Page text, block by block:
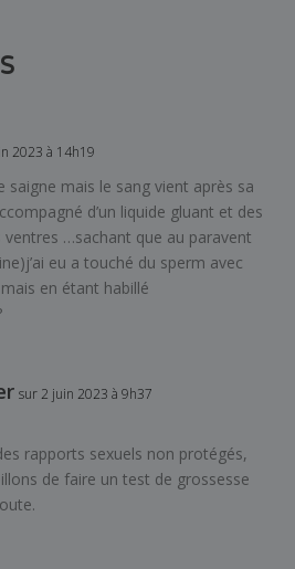
2023 à 14h19
saigne mais le sang vient après sa
d’un liquide gluant et des
ventres …sachant que au paravent
eu a touché du sperm avec
en étant habillé
sur 2 juin 2023 à 9h37
rapports sexuels non protégés,
de faire un test de grossesse